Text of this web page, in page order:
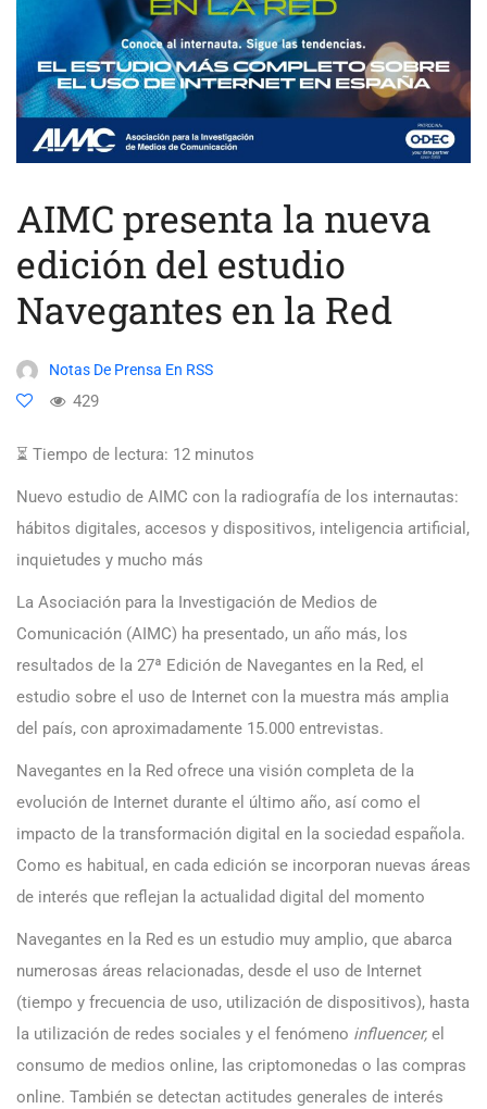
AIMC presenta la nueva
edición del estudio
Navegantes en la Red
Notas De Prensa En RSS
429
⏳ Tiempo de lectura: 12 minutos
Nuevo estudio de AIMC con la radiografía de los internautas:
hábitos digitales, accesos y dispositivos, inteligencia artificial,
inquietudes y mucho más
La Asociación para la Investigación de Medios de
Comunicación (AIMC) ha presentado, un año más, los
resultados de la 27ª Edición de Navegantes en la Red, el
estudio sobre el uso de Internet con la muestra más amplia
del país, con aproximadamente 15.000 entrevistas.
Navegantes en la Red ofrece una visión completa de la
evolución de Internet durante el último año, así como el
impacto de la transformación digital en la sociedad española.
Como es habitual, en cada edición se incorporan nuevas áreas
de interés que reflejan la actualidad digital del momento
Navegantes en la Red es un estudio muy amplio, que abarca
numerosas áreas relacionadas, desde el uso de Internet
(tiempo y frecuencia de uso, utilización de dispositivos), hasta
la utilización de redes sociales y el fenómeno influencer, el
consumo de medios online, las criptomonedas o las compras
online. También se detectan actitudes generales de interés